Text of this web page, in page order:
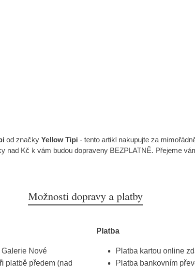
od značky Yellow Tipi - tento artikl nakupujte za
nad Kč k vám budou dopraveny BEZPLATNĚ. Přejeme
Možnosti dopravy a platby
Nové
platbě předem (nad
Platba
Platba kartou online
Platba bankovním